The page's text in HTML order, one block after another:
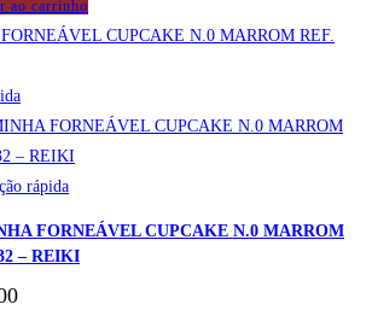
ao carrinho
rápida
FORNEÁVEL CUPCAKE N.0 MARROM
– REIKI